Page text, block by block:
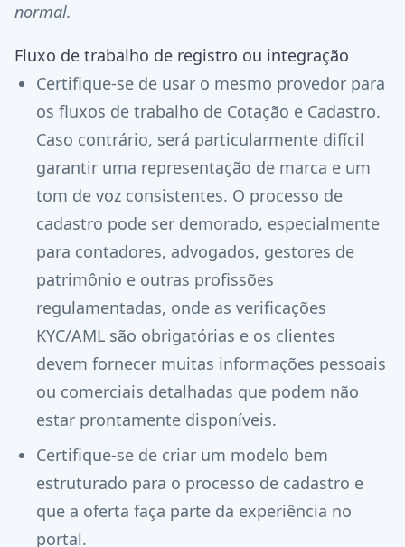
normal.
Fluxo de trabalho de registro ou integração
Certifique-se de usar o mesmo provedor para
os fluxos de trabalho de Cotação e Cadastro.
Caso contrário, será particularmente difícil
garantir uma representação de marca e um
tom de voz consistentes. O processo de
cadastro pode ser demorado, especialmente
para contadores, advogados, gestores de
patrimônio e outras profissões
regulamentadas, onde as verificações
KYC/AML são obrigatórias e os clientes
devem fornecer muitas informações pessoais
ou comerciais detalhadas que podem não
estar prontamente disponíveis.
Certifique-se de criar um modelo bem
estruturado para o processo de cadastro e
que a oferta faça parte da experiência no
portal.